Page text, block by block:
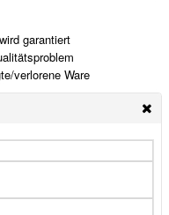
garantiert
verlorene Ware